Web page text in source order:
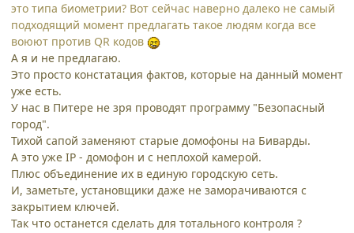
это типа биометрии? Вот сейчас наверно далеко не самый
подходящий момент предлагать такое людям когда все
воюют против QR кодов
А я и не предлагаю.
Это просто констатация фактов, которые на данный момент
уже есть.
У нас в Питере не зря проводят программу "Безопасный
город".
Тихой сапой заменяют старые домофоны на Биварды.
А это уже IP - домофон и с неплохой камерой.
Плюс объединение их в единую городскую сеть.
И, заметьте, установщики даже не заморачиваются с
закрытием ключей.
Так что останется сделать для тотального контроля ?